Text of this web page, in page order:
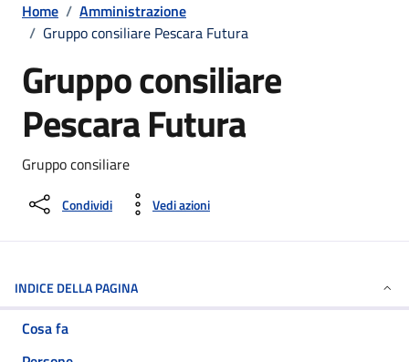
Home / Amministrazione
/ Gruppo consiliare Pescara Futura
Gruppo consiliare
Pescara Futura
Gruppo consiliare
Condividi Vedi azioni
INDICE DELLA PAGINA
Cosa fa